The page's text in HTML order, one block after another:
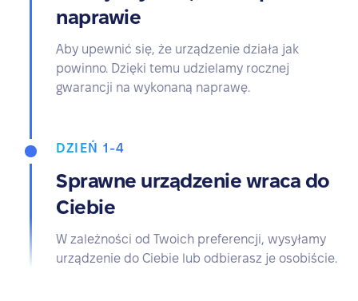
naprawie
Aby upewnić się, że urządzenie działa jak
powinno. Dzięki temu udzielamy rocznej
gwarancji na wykonaną naprawę.
DZIEŃ 1-4
Sprawne urządzenie wraca do
Ciebie
W zależności od Twoich preferencji, wysyłamy
urządzenie do Ciebie lub odbierasz je osobiście.